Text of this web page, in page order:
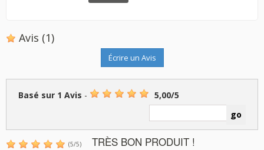
Avis (1)
Écrire un Avis
Basé sur 1 Avis - 5,00/5
(5/5) TRÈS BON PRODUIT !